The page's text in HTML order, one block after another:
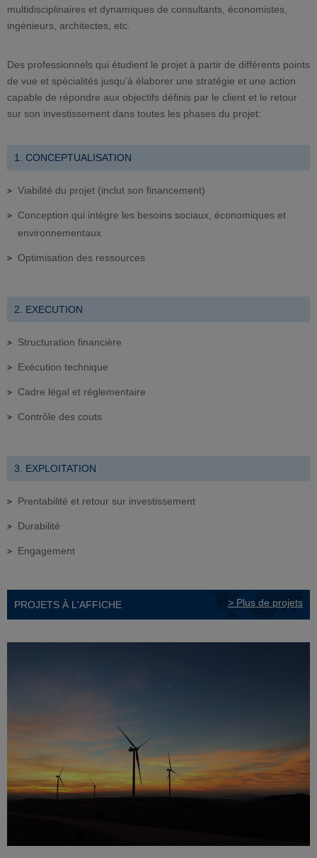
multidisciplinaires et dynamiques de consultants, économistes,
ingénieurs, architectes, etc.
Des professionnels qui étudient le projet à partir de différents points
de vue et spécialités jusqu’à élaborer une stratégie et une action
capable de répondre aux objectifs définis par le client et le retour
sur son investissement dans toutes les phases du projet:
1. CONCEPTUALISATION
Viabilité du projet (inclut son financement)
Conception qui intègre les besoins sociaux, économiques et
environnementaux
Optimisation des ressources
2. EXECUTION
Structuration financière
Exécution technique
Cadre légal et réglementaire
Contrôle des couts
3. EXPLOITATION
Prentabilité et retour sur investissement
Durabilité
Engagement
PROJETS À L'AFFICHE > Plus de projets